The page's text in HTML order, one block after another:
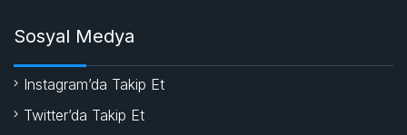
Sosyal Medya
Instagram’da Takip Et
Twitter’da Takip Et